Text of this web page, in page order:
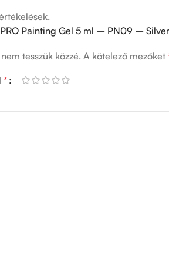
PRO Painting Gel 5 ml – PN09 –
tesszük közzé. A kötelező mezőket
*